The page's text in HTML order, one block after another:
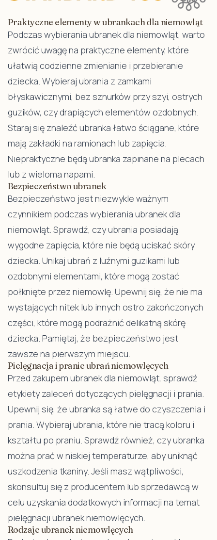
Praktyczne elementy w ubrankach dla niemowląt
Podczas wybierania ubranek dla niemowląt, warto
zwrócić uwagę na praktyczne elementy, które
ułatwią codzienne zmienianie i przebieranie
dziecka. Wybieraj ubrania z zamkami
błyskawicznymi, bez sznurków przy szyi, ostrych
guzików, czy drapiących elementów ozdobnych.
Staraj się znaleźć ubranka łatwo ściągane, które
mają zakładki na ramionach lub zapięcia.
Niepraktyczne będą ubranka zapinane na plecach
lub z wieloma napami.
Bezpieczeństwo ubranek
Bezpieczeństwo jest niezwykle ważnym
czynnikiem podczas wybierania ubranek dla
niemowląt. Sprawdź, czy ubrania posiadają
wygodne zapięcia, które nie będą uciskać skóry
dziecka. Unikaj ubrań z luźnymi guzikami lub
ozdobnymi elementami, które mogą zostać
połknięte przez niemowlę. Upewnij się, że nie ma
wystających nitek lub innych ostro zakończonych
części, które mogą podrażnić delikatną skórę
dziecka. Pamiętaj, że bezpieczeństwo jest
zawsze na pierwszym miejscu.
Pielęgnacja i pranie ubrań niemowlęcych
Przed zakupem ubranek dla niemowląt, sprawdź
etykiety zaleceń dotyczących pielęgnacji i prania.
Upewnij się, że ubranka są łatwe do czyszczenia i
prania. Wybieraj ubrania, które nie tracą koloru i
kształtu po praniu. Sprawdź również, czy ubranka
można prać w niskiej temperaturze, aby uniknąć
uszkodzenia tkaniny. Jeśli masz wątpliwości,
skonsultuj się z producentem lub sprzedawcą w
celu uzyskania dodatkowych informacji na temat
pielęgnacji ubranek niemowlęcych.
Rodzaje ubranek niemowlęcych